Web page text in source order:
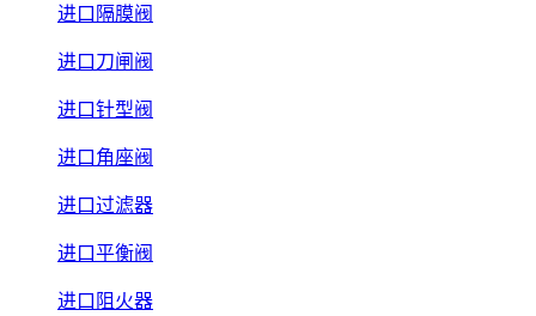
进口隔膜阀
进口刀闸阀
进口针型阀
进口角座阀
进口过滤器
进口平衡阀
进口阻火器